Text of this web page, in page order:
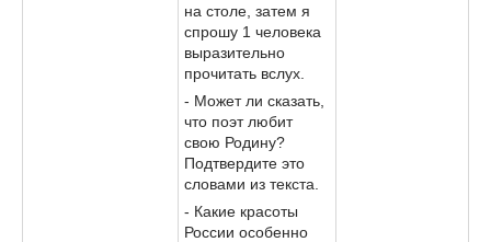
на столе, затем я
спрошу 1 человека
выразительно
прочитать вслух.
- Может ли сказать,
что поэт любит
свою Родину?
Подтвердите это
словами из текста.
- Какие красоты
России особенно